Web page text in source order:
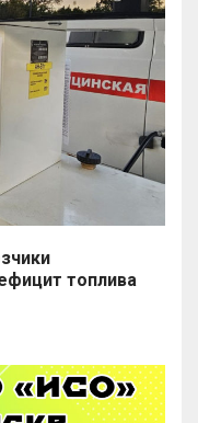
топлива